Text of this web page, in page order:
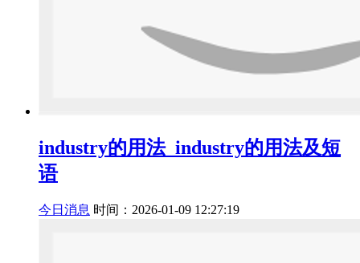
industry的用法_industry的用法及短
语
今日消息 时间：2026-01-09 12:27:19